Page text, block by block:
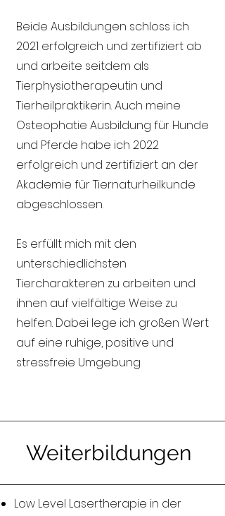
Beide Ausbildungen schloss ich
2021 erfolgreich und zertifiziert ab
und arbeite seitdem als
Tierphysiotherapeutin und
Tierheilpraktikerin. Auch meine
Osteophatie Ausbildung für Hunde
und Pferde habe ich 2022
erfolgreich und zertifiziert an der
Akademie für Tiernaturheilkunde
abgeschlossen.
Es erfüllt mich mit den
unterschiedlichsten
Tiercharakteren zu arbeiten und
ihnen auf vielfältige Weise zu
helfen. Dabei lege ich großen Wert
auf eine ruhige, positive und
stressfreie Umgebung.
Weiterbildungen
Low Level Lasertherapie in der